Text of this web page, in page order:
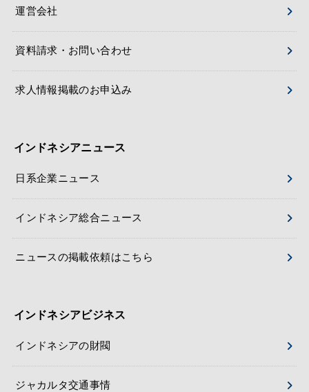
運営会社
資料請求・お問い合わせ
求人情報掲載のお申込み
インドネシアニュース
日系企業ニュース
インドネシア総合ニュース
ニュースの掲載依頼はこちら
インドネシアビジネス
インドネシアの財閥
ジャカルタ交通事情